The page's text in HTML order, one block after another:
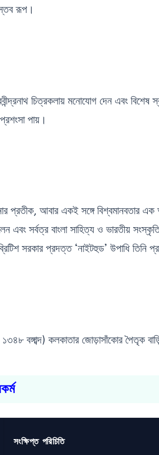
রূপ।
চিত্রকলায় মনোযোগ দেন এবং বিশেষ
পায়।
প্রতীক, আবার একই সঙ্গে বিশ্বমানবতার এক
এবং সর্বত্র বাংলা সাহিত্য ও ভারতীয়
সরকার প্রদত্ত ‘নাইটহুড’ উপাধি তিনি
বঙ্গাব্দ) কলকাতার জোড়াসাঁকোর পৈতৃক
সংক্ষিপ্ত পরিচিতি